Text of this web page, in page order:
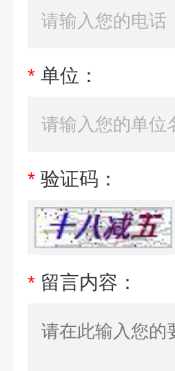
* 单位：
* 验证码：
* 留言内容：